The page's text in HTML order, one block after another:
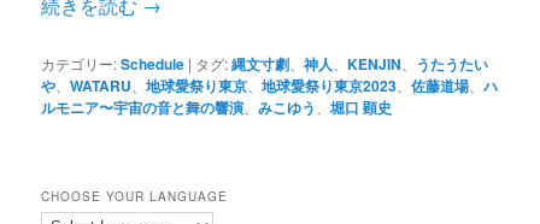
ツ
へ
移
へ
移
動
カテゴリー:Schedule | タグ:縄文寸劇 、神人 、KENJIN
うたうたい
や 、WATARU 、地球愛祭り東京 、地球愛祭り東京2023 、佐藤道場 、ハ
ルモニア〜宇宙の音と舞の響演 、みこゆう 、堀口 顕史
CHOOSE YOUR LANGUAGE